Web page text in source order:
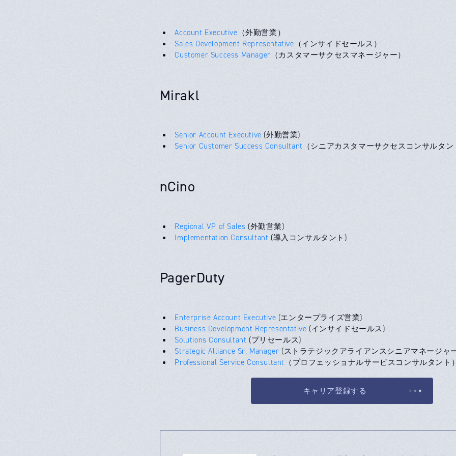
Account Executive （外勤営業）
Sales Development Representative （インサイドセールス）
Customer Success Manager （カスタマーサクセスマネージャー）
Mirakl
Senior Account Executive (外勤営業)
Senior Customer Success Consultant （シニアカスタマーサクセスコンサルタン
nCino
Regional VP of Sales (外勤営業)
Implementation Consultant (導入コンサルタント)
PagerDuty
Enterprise Account Executive (エンタープライズ営業)
Business Development Representative (インサイドセールス)
Solutions Consultant (プリセールス)
Strategic Alliance Sr. Manager (ストラテジックアライアンスシニアマネージャ
Professional Service Consultant
（プロフェッショナルサービスコンサルタント
キャリア登録する